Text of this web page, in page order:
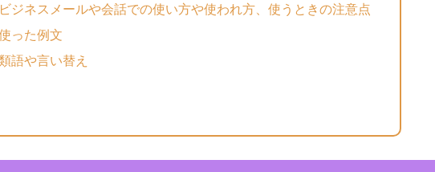
ジネスメールや会話での使い方や使われ方、使うときの注意点
った例文
語や言い替え